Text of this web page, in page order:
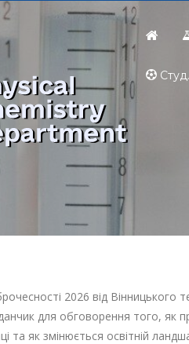
2026 від Вінницького
для обговорення того, як
та як змінюється освітній